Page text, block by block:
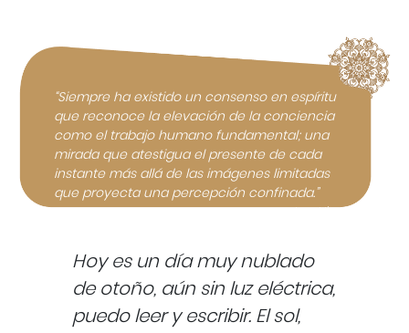
“Siempre ha existido un consenso en espíritu
que reconoce la elevación de la conciencia
como el trabajo humano fundamental; una
mirada que atestigua el presente de cada
instante más allá de las imágenes limitadas
que proyecta una percepción confinada.”
Lex Hixon
Hoy es un día muy nublado
de otoño, aún sin luz eléctrica,
puedo leer y escribir. El sol,